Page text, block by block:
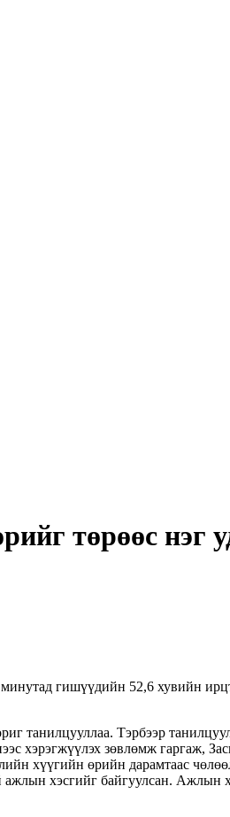
төрөөс нэг
гишүүдийн 52,6 хувийн
танилцууллаа. Тэрбээр
хэрэгжүүлэх зөвлөмж гаргаж,
хүүгийн өрийн дарамтаас
хэсгийг байгуулсан. Ажлын